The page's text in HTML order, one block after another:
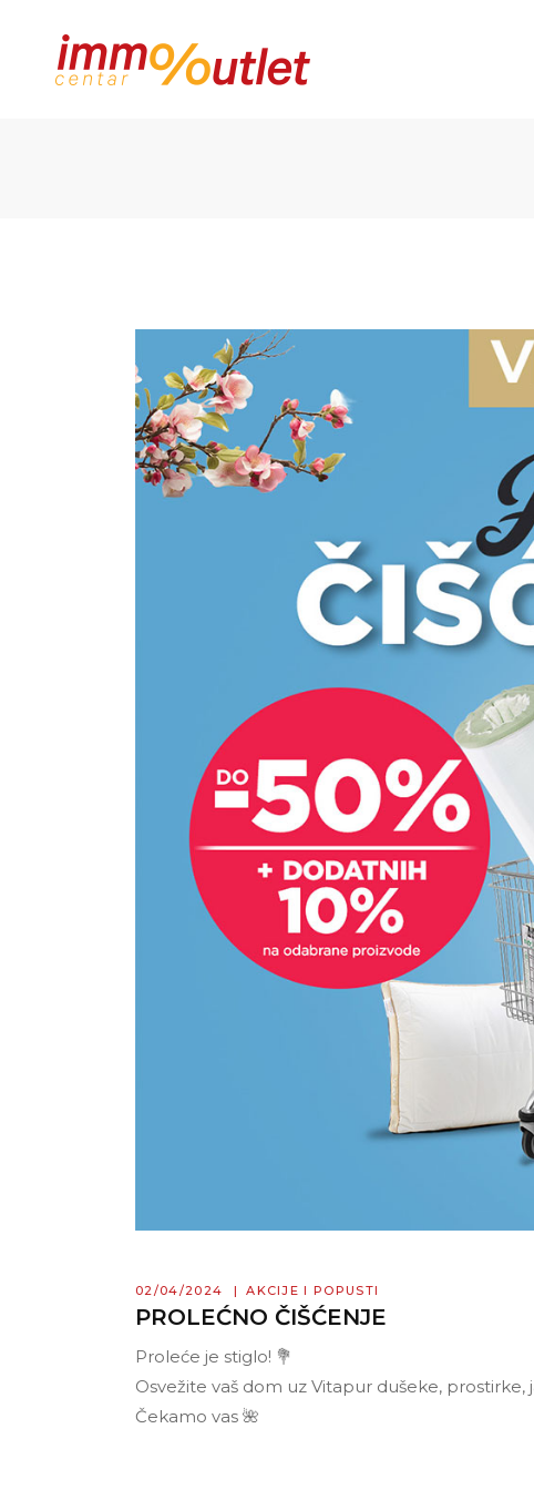
02/04/2024 AKCIJE I POPUSTI
PROLEĆNO ČIŠĆENJE
Proleće je stiglo! 💐
Osvežite vaš dom uz Vitapur dušeke, prostirke,
Čekamo vas 🌺